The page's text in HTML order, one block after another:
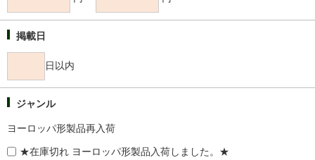
掲載日
日以内
ジャンル
ヨーロッパ形製品再入荷
★在庫切れ ヨーロッパ形製品入荷しました。★